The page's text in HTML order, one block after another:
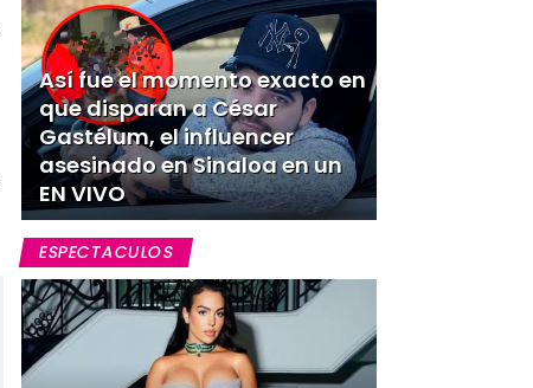
Así fue el momento exacto en
que disparan a César
Gastélum, el influencer
asesinado en Sinaloa en un
EN VIVO
ESPECTACULOS